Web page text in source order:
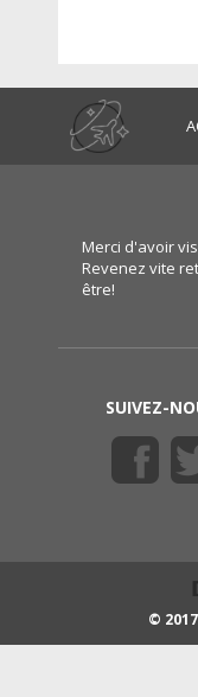
Merci d'avoir
Revenez vite
être!
SUIVEZ-
©